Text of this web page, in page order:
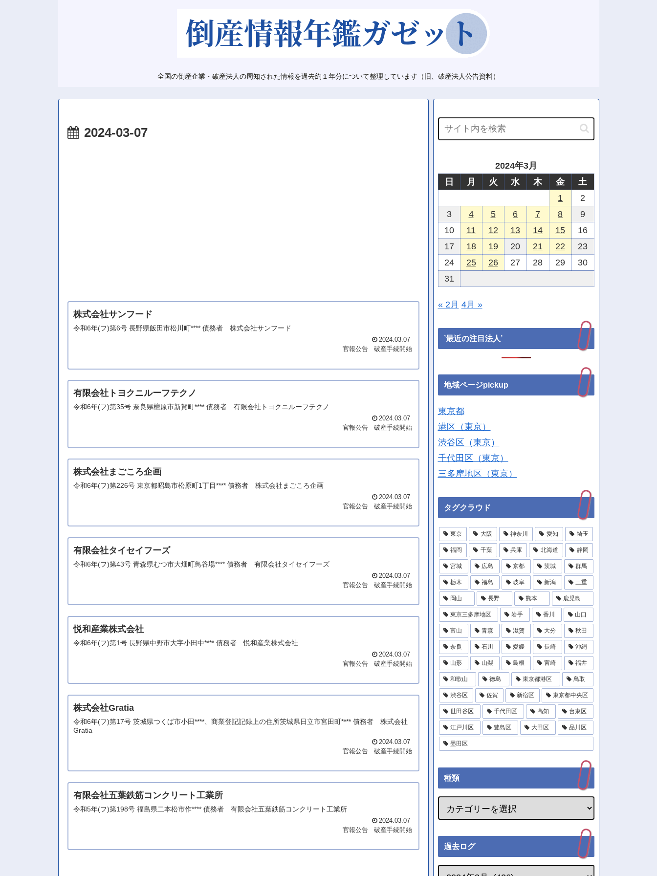
全国の倒産企業・破産法人の周知された情報を過去約１年分について整理しています（旧、破産法人公告資料）
2024-03-07
株式会社サンフード
令和6年(フ)第6号 長野県飯田市松川町**** 債務者 株式会社サンフード
2024.03.07
官報公告
破産手続開始
有限会社トヨクニルーフテクノ
令和6年(フ)第35号 奈良県檀原市新賀町**** 債務者 有限会社トヨクニルーフテクノ
2024.03.07
官報公告
破産手続開始
株式会社まごころ企画
令和6年(フ)第226号 東京都昭島市松原町1丁目**** 債務者 株式会社まごころ企画
2024.03.07
官報公告
破産手続開始
有限会社タイセイフーズ
令和6年(フ)第43号 青森県むつ市大畑町鳥谷場**** 債務者 有限会社タイセイフーズ
2024.03.07
官報公告
破産手続開始
悦和産業株式会社
令和6年(フ)第1号 長野県中野市大字小田中**** 債務者 悦和産業株式会社
2024.03.07
官報公告
破産手続開始
株式会社Gratia
令和6年(フ)第17号 茨城県つくば市小田****、商業登記記録上の住所茨城県日立市宮田町**** 債務者 株式会社
Gratia
2024.03.07
官報公告
破産手続開始
有限会社五葉鉄筋コンクリート工業所
令和5年(フ)第198号 福島県二本松市作**** 債務者 有限会社五葉鉄筋コンクリート工業所
2024.03.07
官報公告
破産手続開始
2024年3月
日
月 火 水 木 金
土
1
2
3
4 5 6 7 8
9
10
11 12 13 14 15
16
17
18 19 20 21 22
23
24
25 26 27 28 29
30
31
« 2月 4月 »
’最近の注目法人’
地域ページpickup
東京都
港区（東京）
渋谷区（東京）
千代田区（東京）
三多摩地区（東京）
タグクラウド
東京 大阪 神奈川 愛知 埼玉
福岡 千葉 兵庫 北海道 静岡
宮城 広島 京都 茨城 群馬
栃木 福島 岐阜 新潟 三重
岡山 長野 熊本 鹿児島
東京三多摩地区 岩手 香川 山口
富山 青森 滋賀 大分 秋田
奈良 石川 愛媛 長崎 沖縄
山形 山梨 島根 宮崎 福井
和歌山 徳島 東京都港区 鳥取
渋谷区 佐賀 新宿区 東京都中央区
世田谷区 千代田区 高知 台東区
江戸川区 豊島区 大田区 品川区
墨田区
種類
過去ログ